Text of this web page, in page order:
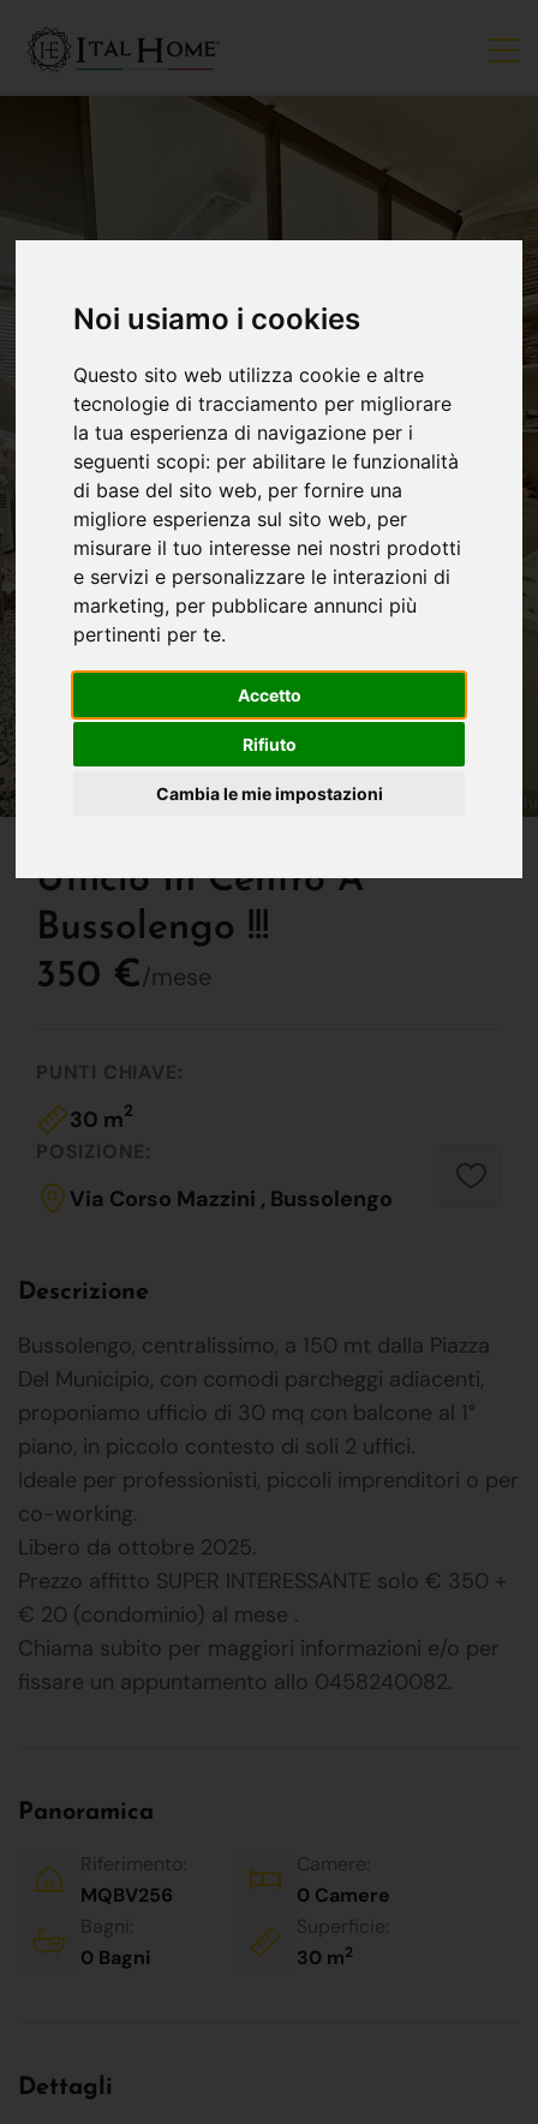
Noi usiamo i cookies
Questo sito web utilizza cookie e altre
tecnologie di tracciamento per migliorare
la tua esperienza di navigazione per i
seguenti scopi: per abilitare le funzionalità
di base del sito web, per fornire una
migliore esperienza sul sito web, per
misurare il tuo interesse nei nostri prodotti
e servizi e personalizzare le interazioni di
marketing, per pubblicare annunci più
pertinenti per te.
Accetto
Rifiuto
Cambia le mie impostazioni
Ufficio In Centro A
Bussolengo !!!
350 €/mese
PUNTI CHIAVE:
30 m2
POSIZIONE:
Via Corso Mazzini , Bussolengo
Descrizione
Bussolengo, centralissimo, a 150 mt dalla Piazza
Del Municipio, con comodi parcheggi adiacenti,
proponiamo ufficio di 30 mq con balcone al 1°
piano, in piccolo contesto di soli 2 uffici.
Ideale per professionisti, piccoli imprenditori o per
co-working.
Libero da ottobre 2025.
Prezzo affitto SUPER INTERESSANTE solo € 350 +
€ 20 (condominio) al mese .
Chiama subito per maggiori informazioni e/o per
fissare un appuntamento allo 0458240082.
Panoramica
Riferimento:
MQBV256
Camere:
0 Camere
Bagni:
0 Bagni
Superficie:
30 m2
Dettagli